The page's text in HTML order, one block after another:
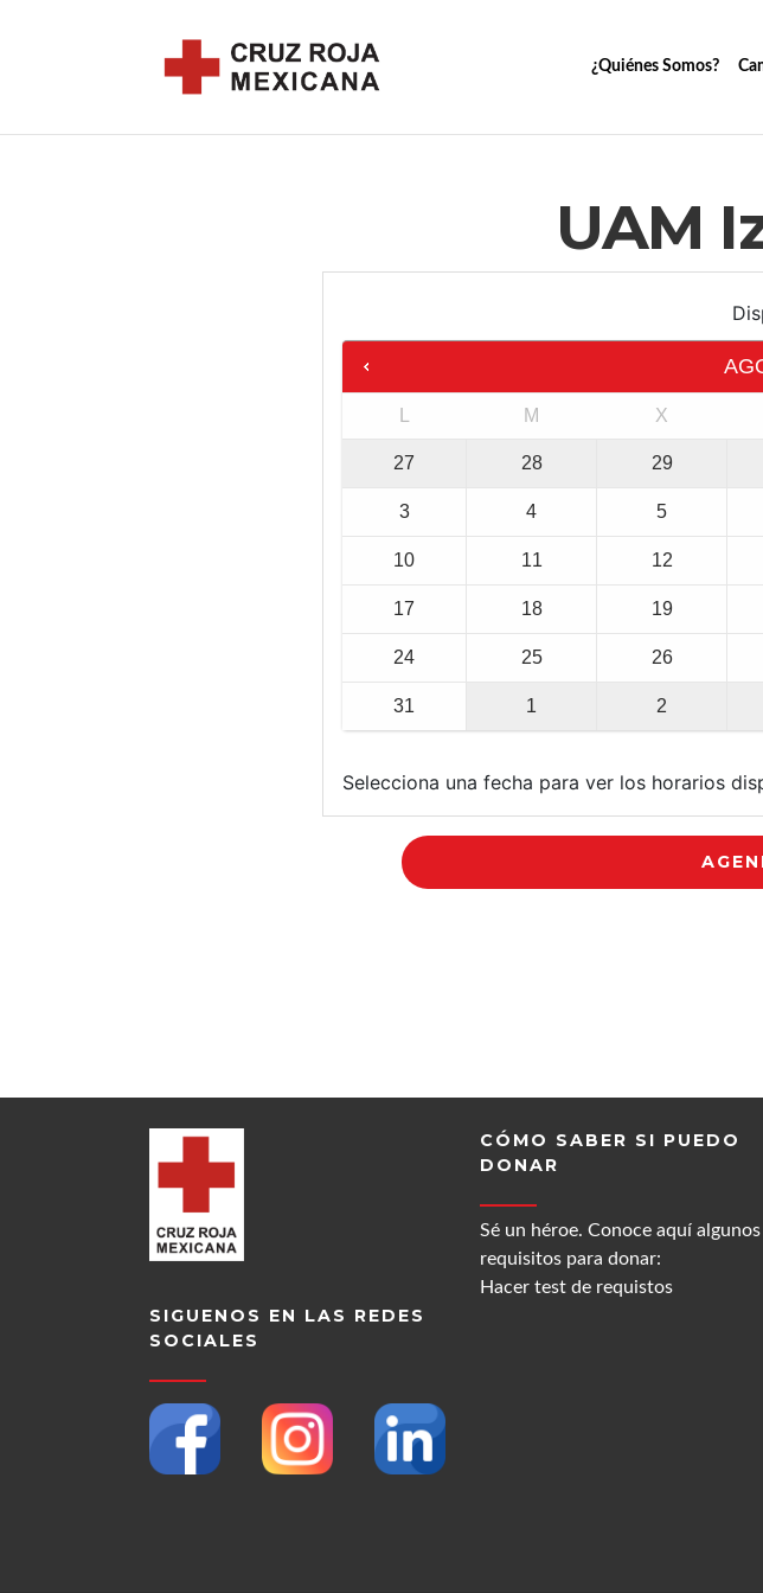
¿Quiénes Somos?
UAM
M X
27 28 29
3 4 5
10 11 12
17 18 19
24 25 26
31 1 2
Selecciona una fecha para ver los horarios
SIGUENOS EN LAS REDES
SOCIALES
CÓMO SABER SI PUEDO
DONAR
Sé un héroe. Conoce aquí algunos
requisitos para donar:
Hacer test de requistos